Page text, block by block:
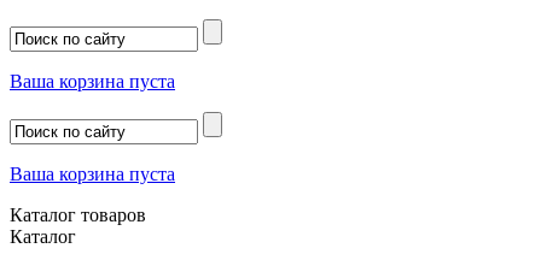
Ваша корзина пуста
Ваша корзина пуста
Каталог товаров
Каталог